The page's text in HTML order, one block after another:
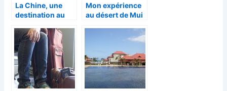
La Chine, une
destination au
Mon expérience
au désert de Mui